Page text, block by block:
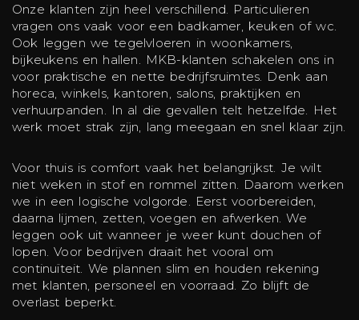
Onze klanten zijn heel verschillend. Particulieren
vragen ons vaak voor een badkamer, keuken of wc.
Ook leggen we tegelvloeren in woonkamers,
bijkeukens en hallen. MKB-klanten schakelen ons in
voor praktische en nette bedrijfsruimtes. Denk aan
horeca, winkels, kantoren, salons, praktijken en
verhuurpanden. In al die gevallen telt hetzelfde. Het
werk moet strak zijn, lang meegaan en snel klaar zijn.
Voor thuis is comfort vaak het belangrijkst. Je wilt
niet weken in stof en rommel zitten. Daarom werken
we in een logische volgorde. Eerst voorbereiden,
daarna lijmen, zetten, voegen en afwerken. We
leggen ook uit wanneer je weer kunt douchen of
lopen. Voor bedrijven draait het vooral om
continuïteit. We plannen slim en houden rekening
met klanten, personeel en voorraad. Zo blijft de
overlast beperkt.